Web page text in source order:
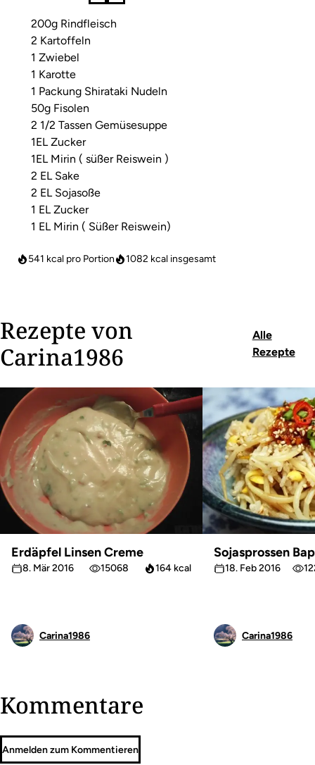
200g Rindfleisch
2 Kartoffeln
1 Zwiebel
1 Karotte
1 Packung Shirataki Nudeln
50g Fisolen
2 1/2 Tassen Gemüsesuppe
1EL Zucker
1EL Mirin ( süßer Reiswein )
2 EL Sake
2 EL Sojasoße
1 EL Zucker
1 EL Mirin ( Süßer Reiswein)
541 kcal pro Portion 1082 kcal insgesamt
Rezepte von
Carina1986
Alle
Rezepte
Erdäpfel Linsen Creme
8. Mär 2016 15068 164 kcal
Carina1986
Sojasprossen Bap
18. Feb 2016
Carina1986
Kommentare
Anmelden zum Kommentieren